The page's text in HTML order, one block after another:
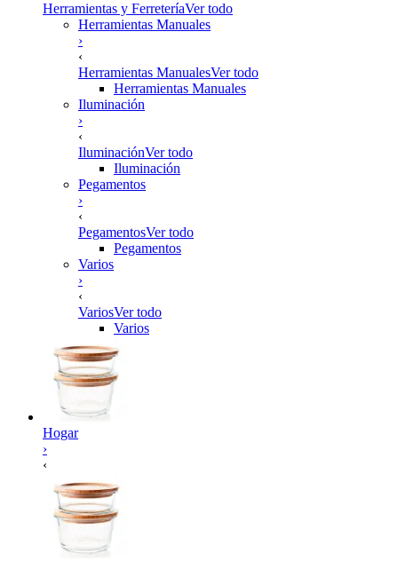
Herramientas y FerreteríaVer todo
Herramientas Manuales
›
‹
Herramientas ManualesVer todo
Herramientas Manuales
Iluminación
›
‹
IluminaciónVer todo
Iluminación
Pegamentos
›
‹
PegamentosVer todo
Pegamentos
Varios
›
‹
VariosVer todo
Varios
Hogar
›
‹